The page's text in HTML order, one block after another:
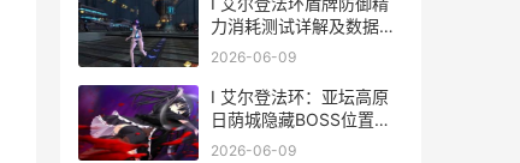
力消耗测试详解及数据应
用分析
2026-06-09
I 艾尔登法环：亚坛高原
日荫城隐藏BOSS位置地
图指南与挑战攻略
2026-06-09